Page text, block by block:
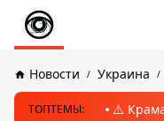
Новости Украина
ТОПТЕМЫ: ⚠️